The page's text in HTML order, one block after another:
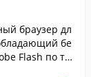
браузер дл
бе
Flash по те